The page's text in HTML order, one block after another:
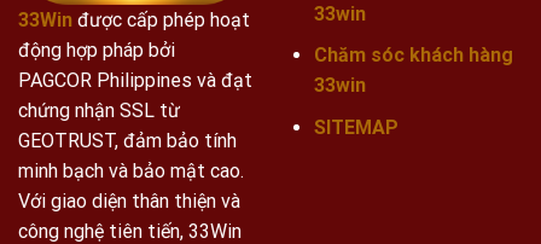
33Win được cấp phép hoạt
động hợp pháp bởi
PAGCOR Philippines và đạt
chứng nhận SSL từ
GEOTRUST, đảm bảo tính
minh bạch và bảo mật cao.
Với giao diện thân thiện và
công nghệ tiên tiến, 33Win
33win
Chăm sóc khách hàng
33win
SITEMAP